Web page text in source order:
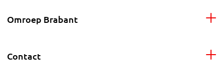
Omroep Brabant
Contact